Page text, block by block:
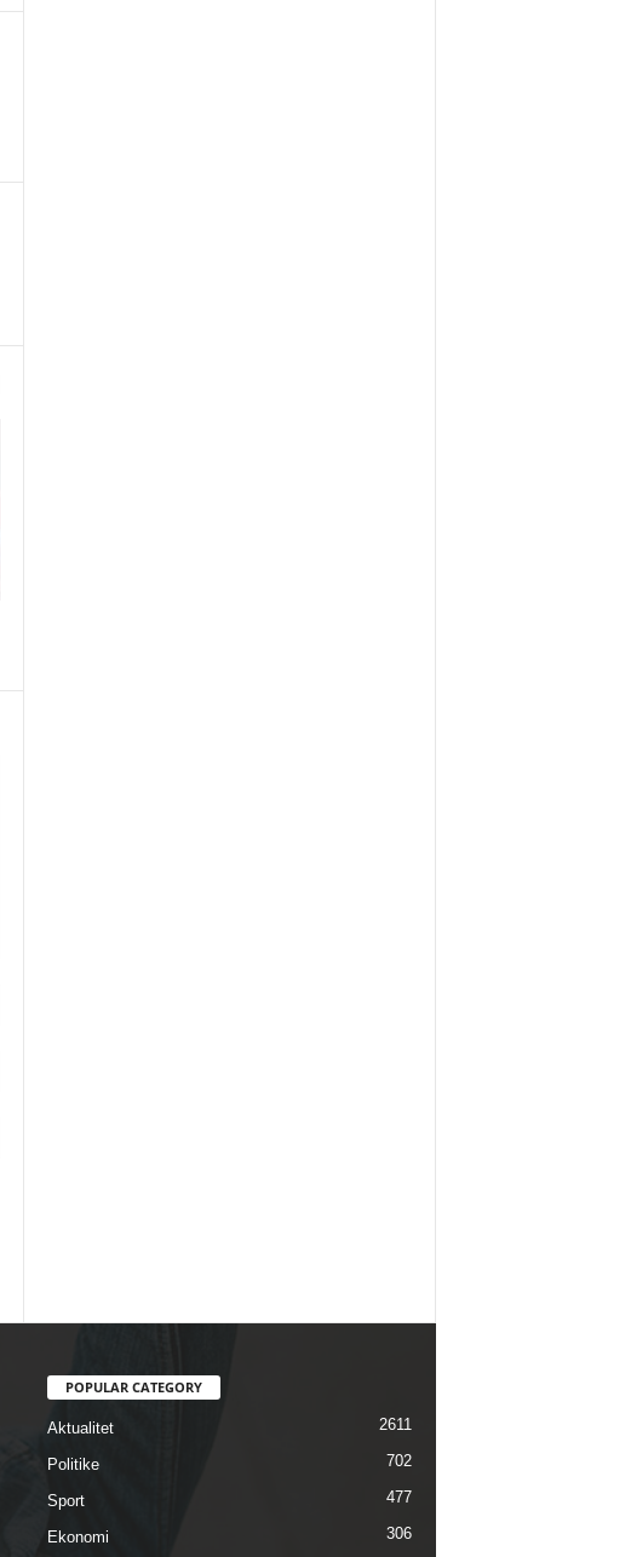
POPULAR CATEGORY
Aktualitet 2611
Politike 702
Sport 477
Ekonomi 306